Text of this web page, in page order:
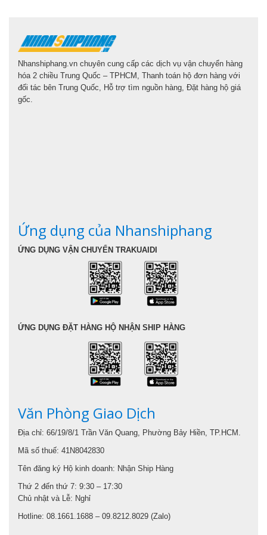
Nhanshiphang.vn chuyên cung cấp các dịch vụ vận chuyển hàng
hóa 2 chiều Trung Quốc – TPHCM, Thanh toán hộ đơn hàng với
đối tác bên Trung Quốc, Hỗ trợ tìm nguồn hàng, Đặt hàng hộ giá
gốc.
Ứng dụng của Nhanshiphang
ỨNG DỤNG VẬN CHUYỂN TRAKUAIDI
ỨNG DỤNG ĐẶT HÀNG HỘ NHẬN SHIP HÀNG
Văn Phòng Giao Dịch
Địa chỉ: 66/19/8/1 Trần Văn Quang, Phường Bảy Hiền, TP.HCM.
Mã số thuế: 41N8042830
Tên đăng ký Hộ kinh doanh: Nhận Ship Hàng
Thứ 2 đến thứ 7: 9:30 – 17:30
Chủ nhật và Lễ: Nghỉ
Hotline: 08.1661.1688 – 09.8212.8029 (Zalo)